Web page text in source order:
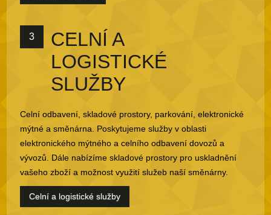
3
CELNÍ A
LOGISTICKÉ
SLUŽBY
Celní odbavení, skladové prostory, parkování, elektronické
mýtné a směnárna. Poskytujeme služby v oblasti
elektronického mýtného a celního odbavení dovozů a
vývozů. Dále nabízíme skladové prostory pro uskladnění
vašeho zboží a možnost využití služeb naší směnárny.
Celní a logistické služby